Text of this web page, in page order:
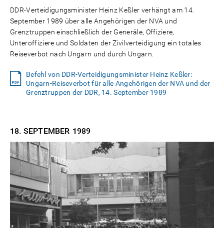
DDR-Verteidigungsminister Heinz Keßler verhängt am 14.
September 1989 über alle Angehörigen der NVA und
Grenztruppen einschließlich der Generäle, Offiziere,
Unteroffiziere und Soldaten der Zivilverteidigung ein totales
Reiseverbot nach Ungarn und durch Ungarn.
Befehl von DDR-Verteidigungsminister Heinz Keßler:
Ungarn-Reiseverbot für alle Angehörigen der NVA und der
Grenztruppen der DDR, 14. September 1989
18. SEPTEMBER 1989